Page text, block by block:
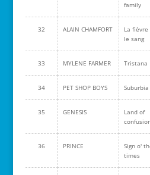
family
32 ALAIN CHAMFORT
La fièvre
le sang
33 MYLENE FARMER Tristana
34 PET SHOP BOYS Suburbia
35 GENESIS
Land of
36 PRINCE
Sign o'
times